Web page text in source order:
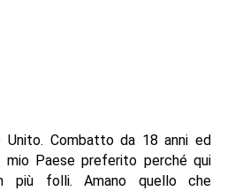
Unito. Combatto da 18 anni ed
Paese preferito perché qui
folli. Amano quello che